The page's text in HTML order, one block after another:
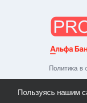
Политика в
Пользуясь нашим